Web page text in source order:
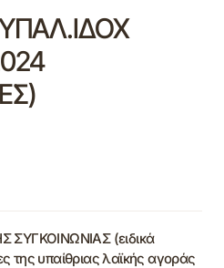
(ειδικά
της υπαίθριας λαϊκής αγοράς